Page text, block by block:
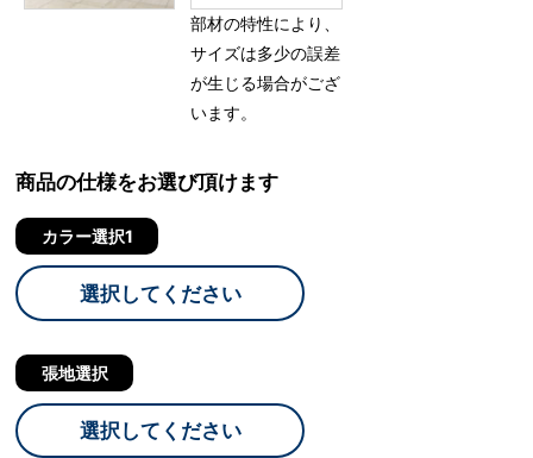
部材の特性により、
サイズは多少の誤差
が生じる場合がござ
います。
商品の仕様をお選び頂けます
カラー選択1
選択してください
張地選択
選択してください